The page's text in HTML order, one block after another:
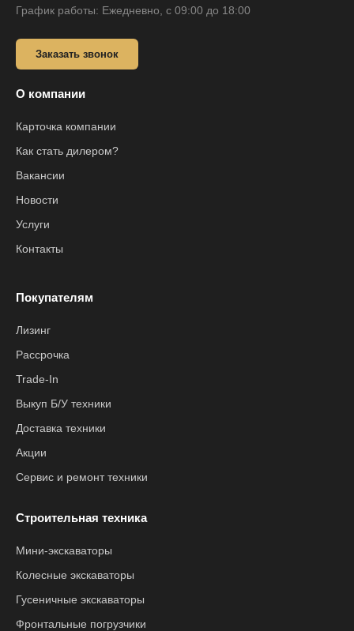
График работы: Ежедневно, с 09:00 до 18:00
Заказать звонок
О компании
Карточка компании
Как стать дилером?
Вакансии
Новости
Услуги
Контакты
Покупателям
Лизинг
Рассрочка
Trade-In
Выкуп Б/У техники
Доставка техники
Акции
Сервис и ремонт техники
Строительная техника
Мини-экскаваторы
Колесные экскаваторы
Гусеничные экскаваторы
Фронтальные погрузчики